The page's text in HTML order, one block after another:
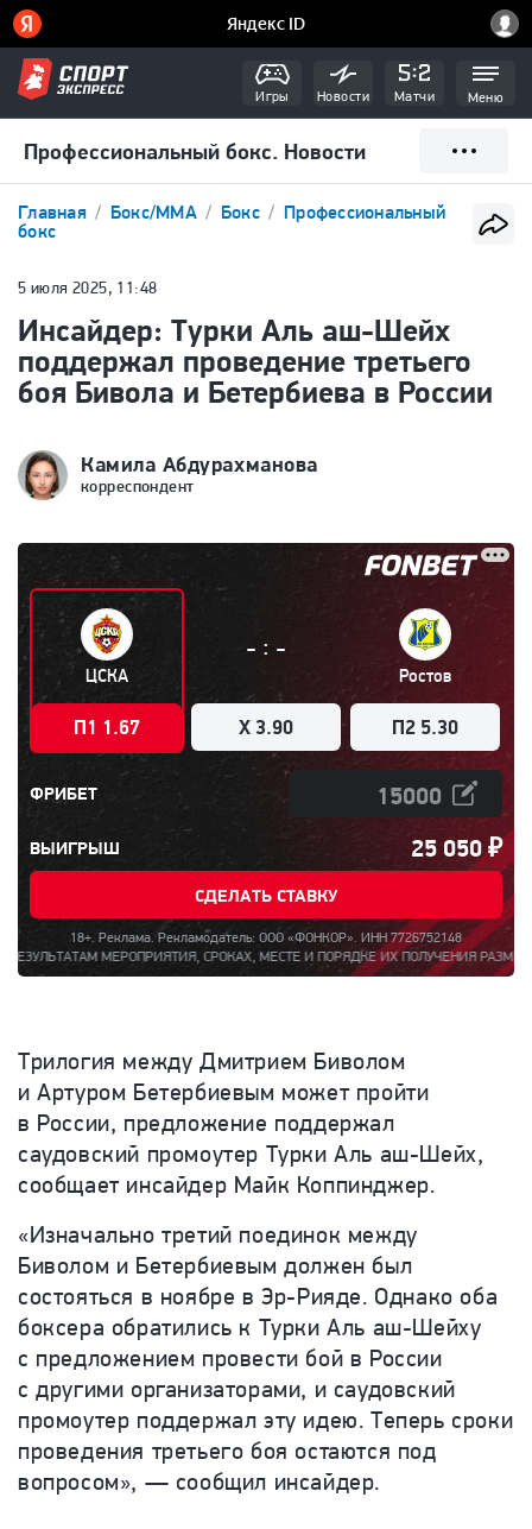
Игры Новости Матчи Меню
Профессиональный бокс. Новости
Главная Бокс/ММА Бокс
Профессиональный
бокс
5 июля 2025, 11:48
Инсайдер: Турки Аль аш-Шейх
поддержал проведение третьего
боя Бивола и Бетербиева в России
Камила Абдурахманова
корреспондент
ЦСКА
П1 1.67
- : -
X 3.90
Ростов
П2 5.30
ФРИБЕТ
ВЫИГРЫШ 25 050₽
СДЕЛАТЬ СТАВКУ
18+. Реклама. Рекламодатель: ООО «ФОНКОР». ИНН 7726752148
МЕРОПРИЯТИЯ, СРОКАХ, МЕСТЕ И ПОРЯДКЕ ИХ ПОЛУЧЕНИЯ
Трилогия между Дмитрием Биволом
и Артуром Бетербиевым может пройти
в России, предложение поддержал
саудовский промоутер Турки Аль аш-Шейх,
сообщает инсайдер Майк Коппинджер.
«Изначально третий поединок между
Биволом и Бетербиевым должен был
состояться в ноябре в Эр-Рияде. Однако оба
боксера обратились к Турки Аль аш-Шейху
с предложением провести бой в России
с другими организаторами, и саудовский
промоутер поддержал эту идею. Теперь сроки
проведения третьего боя остаются под
вопросом», — сообщил инсайдер.